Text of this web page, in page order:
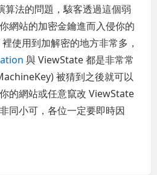
算法的問題，駭客透過這個弱
網站的加密金鑰進而入侵你的
使用到加解密的地方非常多，
與 ViewState 都是非常常
被猜到之後就可以
的網站或任意竄改 ViewState
同小可，各位一定要即時因